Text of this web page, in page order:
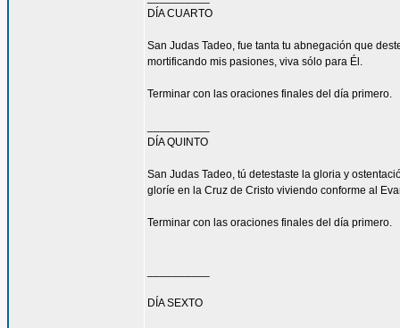
DÍA CUARTO
San Judas Tadeo, fue tanta tu abnegación que
mortificando mis pasiones, viva sólo para Él.
Terminar con las oraciones finales del día primero.
DÍA QUINTO
San Judas Tadeo, tú detestaste la gloria y
gloríe en la Cruz de Cristo viviendo conforme al
Terminar con las oraciones finales del día primero.
DÍA SEXTO